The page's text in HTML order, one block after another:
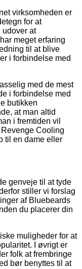
virksomheden er
for at
udover at
meget erfaring
til at blive
i forbindelse med
med de mest
i forbindelse med
butikken
at man altid
i fremtiden vil
Cooling
til en dame eller
genveje til at tyde
stiller vi forslag
af Bluebeards
du placerer din
muligheder for at
I øvrigt er
folk at frembringe
bør benyttes til at